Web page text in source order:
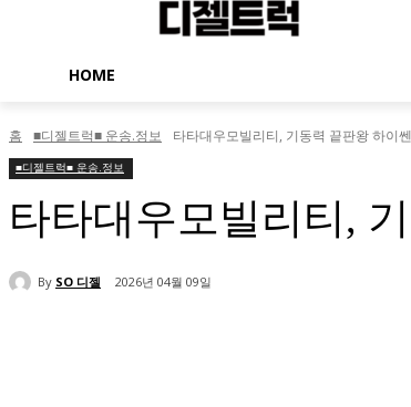
HOME
홈 ■디젤트럭■ 운송.정보 타타대우모빌리티, 기동력 끝판왕 하이
■디젤트럭■ 운송.정보
타타대우모빌리티,
By SO 디젤 2026년 04월 09일